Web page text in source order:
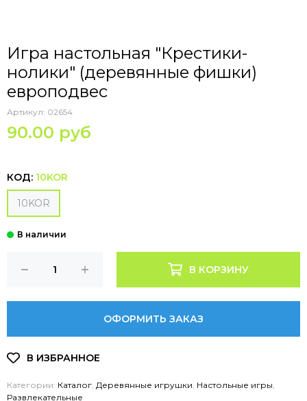
Игра настольная "Крестики-
нолики" (деревянные фишки)
европодвес
Артикул: 02654
90.00 руб
КОД: 10KOR
10KOR
В КОРЗИНУ
ОФОРМИТЬ ЗАКАЗ
Категории: Каталог Деревянные игрушки Настольные игры
Развлекательные